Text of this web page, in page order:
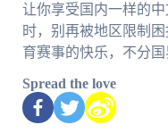
让你享受国内一样的
时，别再被地区限制
育赛事的快乐，不分国
Spread the love